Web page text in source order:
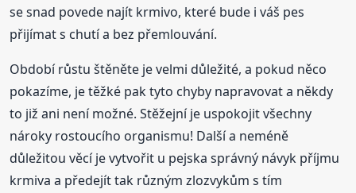
se snad povede najít krmivo, které bude i váš pes
přijímat s chutí a bez přemlouvání.
Období růstu štěněte je velmi důležité, a pokud něco
pokazíme, je těžké pak tyto chyby napravovat a někdy
to již ani není možné. Stěžejní je uspokojit všechny
nároky rostoucího organismu! Další a neméně
důležitou věcí je vytvořit u pejska správný návyk příjmu
krmiva a předejít tak různým zlozvykům s tím